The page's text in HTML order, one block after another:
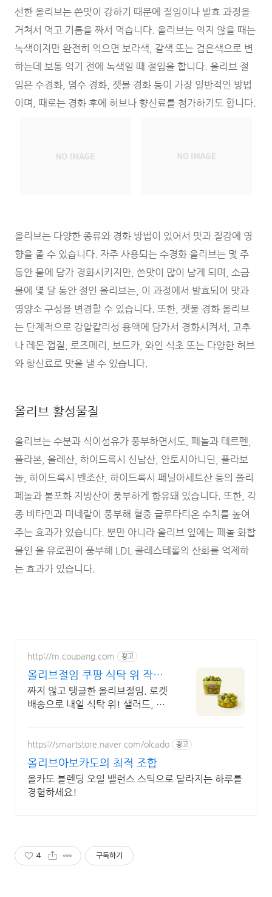
선한 올리브는 쓴맛이 강하기 때문에 절임이나 발효 과정을
거쳐서 먹고 기름을 짜서 먹습니다. 올리브는 익지 않을 때는
녹색이지만 완전히 익으면 보라색, 갈색 또는 검은색으로 변
하는데 보통 익기 전에 녹색일 때 절임을 합니다. 올리브 절
임은 수경화, 염수 경화, 잿물 경화 등이 가장 일반적인 방법
이며, 때로는 경화 후에 허브나 향신료를 첨가하기도 합니다.
올리브는 다양한 종류와 경화 방법이 있어서 맛과 질감에 영
향을 줄 수 있습니다. 자주 사용되는 수경화 올리브는 몇 주
동안 물에 담가 경화시키지만, 쓴맛이 많이 남게 되며, 소금
물에 몇 달 동안 절인 올리브는, 이 과정에서 발효되어 맛과
영양소 구성을 변경할 수 있습니다. 또한, 잿물 경화 올리브
는 단계적으로 강알칼리성 용액에 담가서 경화시켜서, 고추
나 레몬 껍질, 로즈메리, 보드카, 와인 식초 또는 다양한 허브
와 향신료로 맛을 낼 수 있습니다.
올리브 활성물질
올리브는 수분과 식이섬유가 풍부하면서도, 페놀과 테르펜,
플라본, 올레산, 하이드록시 신남산, 안토시아니딘, 플라보
놀, 하이드록시 벤조산, 하이드록시 페닐아세트산 등의 폴리
페놀과 불포화 지방산이 풍부하게 함유돼 있습니다. 또한, 각
종 비타민과 미네랄이 풍부해 혈중 글루타티온 수치를 높여
주는 효과가 있습니다. 뿐만 아니라 올리브 잎에는 페놀 화합
물인 올 유로핀이 풍부해 LDL 콜레스테롤의 산화를 억제하
는 효과가 있습니다.
http://m.coupang.com 광고
올리브절임 쿠팡 식탁 위 작은
유럽
짜지 않고 탱글한 올리브절임. 로켓
배송으로 내일 식탁 위! 샐러드, 파
https://smartstore.naver.com/olcado 광고
올리브아보카도의 최적 조합
올카도 블렌딩 오일 밸런스 스틱으로 달라지는 하루를
경험하세요!
4 구독하기